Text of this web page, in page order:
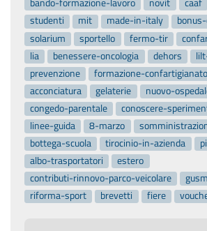
bando-formazione-lavoro novit caaf
studenti
mit made-in-italy
solarium
sportello fermo-tir
lia
benessere-oncologia dehors
prevenzione
formazione-confartigianato
acconciatura
gelaterie
nuovo-
congedo-parentale
conoscere-
linee-guida
8-marzo
bottega-scuola
tirocinio-in-azienda
albo-trasportatori
estero
contributi-rinnovo-parco-veicolare
riforma-sport
brevetti fiere